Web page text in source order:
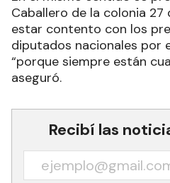
Caballero de la colonia 27
estar contento con los
diputados nacionales por
“porque siempre están
aseguró.
Recibí las